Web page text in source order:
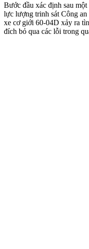
Bước đầu xác định sau
lực lượng trinh sát Công
xe cơ giới 60-04D xảy ra
đích bỏ qua các lỗi trong